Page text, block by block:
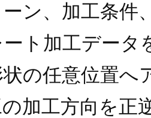
ン、加工条件
ト加工データ
状の任意位置
加工方向を正